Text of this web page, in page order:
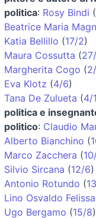
politica: Rosy Bindi (
Beatrice Maria
Katia Bellillo (17/2)
Maura Cossutta (
Margherita Cogo (
Eva Klotz (4/6)
Tana De Zulueta (4/
politica e
politico: Claudio
Alberto Bianchino (
Marco Zacchera (
Silvio Sircana (12/6)
Antonio Rotundo (
Lino Osvaldo
Ugo Bergamo (15/8)